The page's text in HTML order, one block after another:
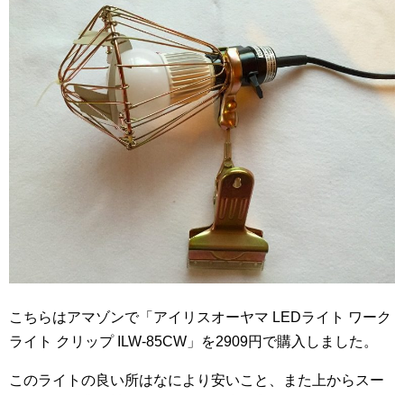
こちらはアマゾンで「アイリスオーヤマ LEDライト ワーク
ライト クリップ ILW-85CW」を2909円で購入しました。
このライトの良い所はなにより安いこと、また上からスー